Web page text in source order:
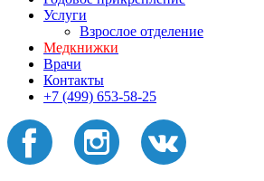
Услуги
Взрослое отделение
Медкнижки
Врачи
Контакты
+7 (499) 653-58-25